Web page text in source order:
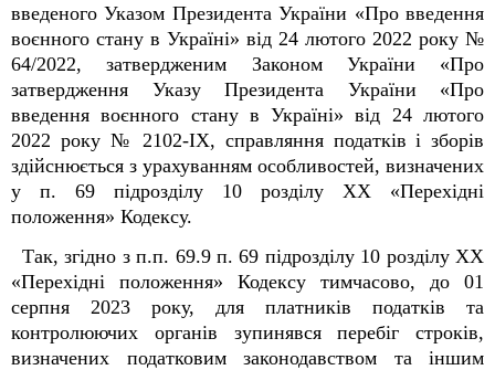
введеного Указом Президента України «Про введення
воєнного стану в Україні» від 24 лютого 2022 року №
64/2022, затвердженим Законом України «Про
затвердження Указу Президента України «Про
введення воєнного стану в Україні» від 24 лютого
2022 року № 2102-IX, справляння податків і зборів
здійснюється з урахуванням особливостей, визначених
у п. 69 підрозділу 10 розділу XX «Перехідні
положення» Кодексу.
Так, згідно з п.п. 69.9 п. 69 підрозділу 10 розділу XX
«Перехідні положення» Кодексу тимчасово, до 01
серпня 2023 року, для платників податків та
контролюючих органів зупинявся перебіг строків,
визначених податковим законодавством та іншим